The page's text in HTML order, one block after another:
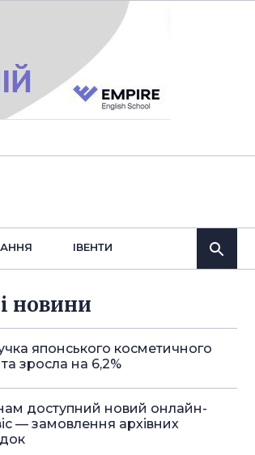
IВЕНТИ
новини
японського косметичного
зросла на 6,2%
доступний новий онлайн-
— замовлення архівних